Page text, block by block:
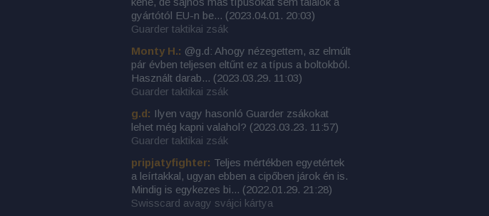
gyártótól EU-n be... (2023.04.01. 20:03)
Guarder taktikai zsák
Monty H.: @g.d: Ahogy nézegettem, az elmúlt
pár évben teljesen eltűnt ez a típus a boltokból.
Használt darab... (2023.03.29. 11:03)
Guarder taktikai zsák
g.d: Ilyen vagy hasonló Guarder zsákokat
lehet még kapni valahol? (2023.03.23. 11:57)
Guarder taktikai zsák
pripjatyfighter: Teljes mértékben egyetértek
a leírtakkal, ugyan ebben a cipőben járok én is.
Mindig is egykezes bi... (2022.01.29. 21:28)
Swisscard avagy svájci kártya